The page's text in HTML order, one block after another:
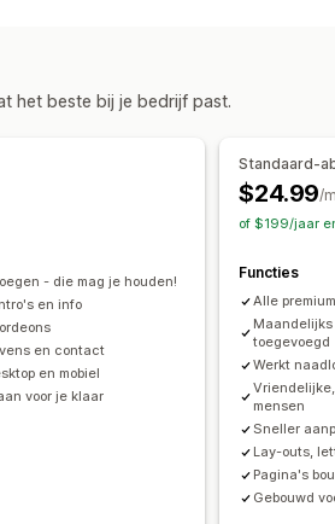
Pop-ups Formulieren
Prijzenpagina's
Templates Pagina's opslaan
lettertypen
Aangepaste code
AI-generatie
loading Inzichten en tips Testen
het beste bij je bedrijf past.
- die mag je houden!
en info
en contact
en mobiel
voor je klaar
Standaard-
$24.99/
of $199/jaar
Functies
Alle
toegevoegd
Werkt
mensen
Sneller
Lay-outs,
Pagina's
Gebouwd